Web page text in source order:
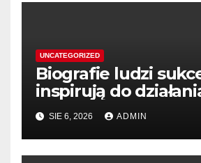
UNCATEGORIZED
Biografie ludzi
inspirują do
SIE 6, 2026 ADMIN